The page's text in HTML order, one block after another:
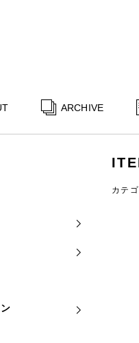
ARCHIVE
カテ